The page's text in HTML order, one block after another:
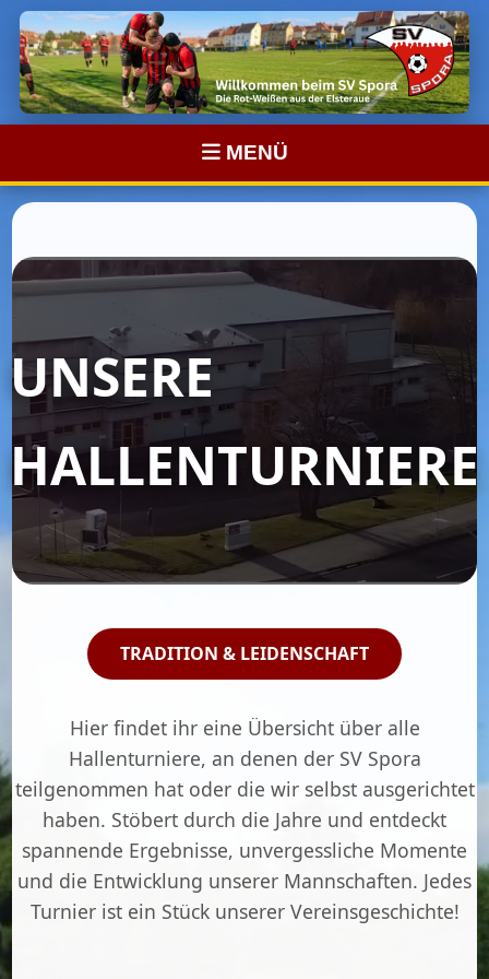
MENÜ
UNSERE
HALLENTURNIERE
TRADITION & LEIDENSCHAFT
Hier findet ihr eine Übersicht über alle
Hallenturniere, an denen der SV Spora
teilgenommen hat oder die wir selbst ausgerichtet
haben. Stöbert durch die Jahre und entdeckt
spannende Ergebnisse, unvergessliche Momente
und die Entwicklung unserer Mannschaften. Jedes
Turnier ist ein Stück unserer Vereinsgeschichte!